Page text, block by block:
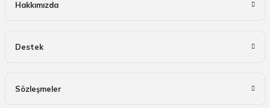
Hakkımızda
Destek
Sözleşmeler